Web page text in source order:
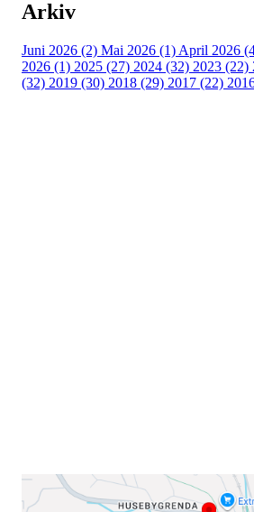
Arkiv
Juni 2026 (2) Mai 2026 (1) April 2026
2026 (1) 2025 (27) 2024 (32) 2023 (22)
(32) 2019 (30) 2018 (29) 2017 (22)